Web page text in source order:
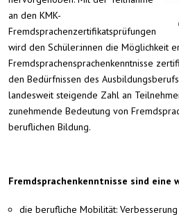
an den KMK-
Fremdsprachenzertifikatsprüfungen
wird den Schüler:innen die Möglichkeit
Fremdsprachensprachenkenntnisse
den Bedürfnissen des
landesweit steigende Zahl an
zunehmende Bedeutung von
beruflichen Bildung.
Fremdsprachenkenntnisse sind eine
die berufliche Mobilität: